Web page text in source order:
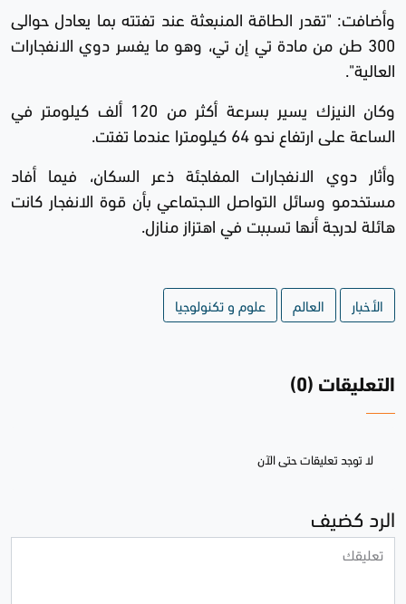
وأضافت: "تقدر الطاقة المنبعثة عند تفتته بما يعادل حوالى
300 طن من مادة تي إن تي، وهو ما يفسر دوي الانفجارات
العالية".
وكان النيزك يسير بسرعة أكثر من 120 ألف كيلومتر في
الساعة على ارتفاع نحو 64 كيلومترا عندما تفتت.
وأثار دوي الانفجارات المفاجئة ذعر السكان، فيما أفاد
مستخدمو وسائل التواصل الاجتماعي بأن قوة الانفجار كانت
هائلة لدرجة أنها تسببت في اهتزاز منازل.
الأخبار العالم علوم و تكنولوجيا
التعليقات (0)
لا توجد تعليقات حتى الآن
الرد كضيف